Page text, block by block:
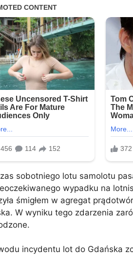
sobotniego lotu samolotu
wypadku na
śmigłem w agregat
W wyniku tego zdarzenia
incydentu lot do Gdańska